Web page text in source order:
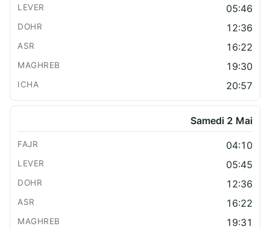
05:46
12:36
16:22
19:30
20:57
Samedi 2 Mai
04:10
05:45
12:36
16:22
19:31